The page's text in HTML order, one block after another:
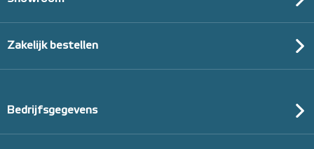
Zakelijk bestellen
Bedrijfsgegevens